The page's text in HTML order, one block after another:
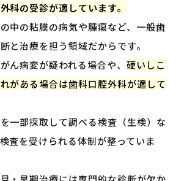
科の受診が適しています。
中の粘膜の病気や腫瘍など、一般歯
と治療を担う領域だからです。
ん病変が疑われる場合や、 硬いしこ
がある場合は歯科口腔外科が適して
一部採取して調べる検査（生検）な
査を受けられる体制が整っていま